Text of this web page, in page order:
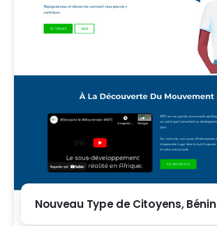
Nouveau Type de Citoyens, Bénin